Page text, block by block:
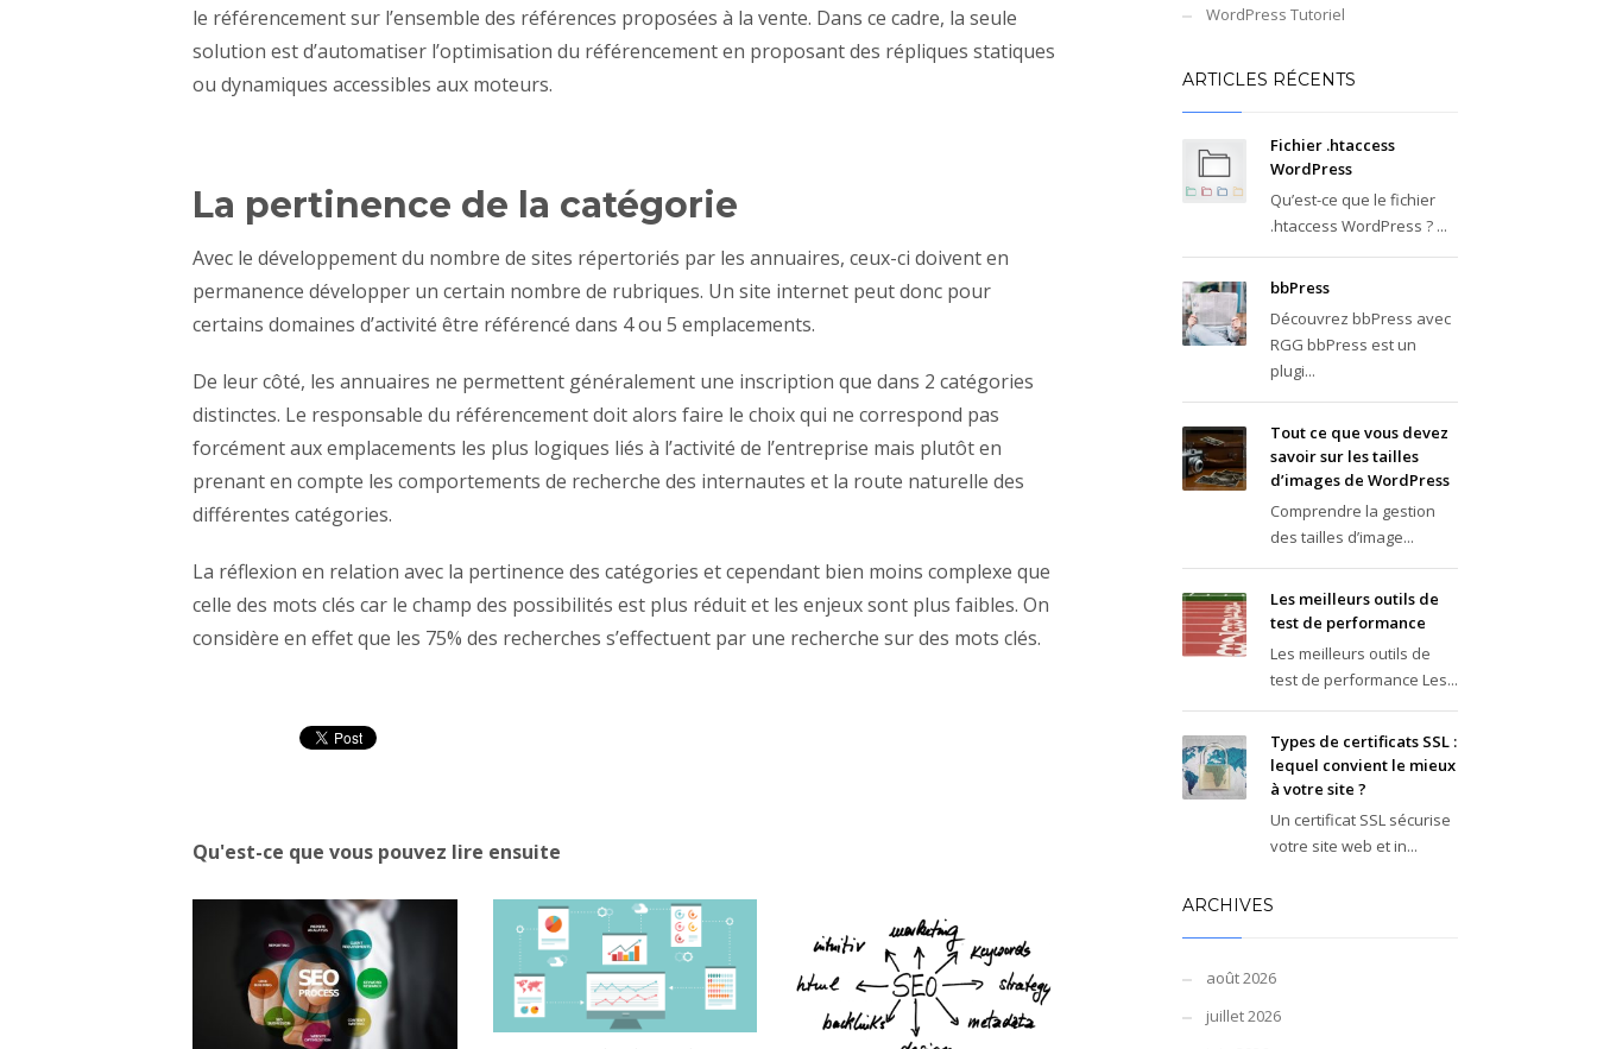
le référencement sur l’ensemble des références proposées à la vente. Dans ce cadre, la seule
solution est d’automatiser l’optimisation du référencement en proposant des répliques statiques
ou dynamiques accessibles aux moteurs.
La pertinence de la catégorie
Avec le développement du nombre de sites répertoriés par les annuaires, ceux-ci doivent en
permanence développer un certain nombre de rubriques. Un site internet peut donc pour
certains domaines d’activité être référencé dans 4 ou 5 emplacements.
De leur côté, les annuaires ne permettent généralement une inscription que dans 2 catégories
distinctes. Le responsable du référencement doit alors faire le choix qui ne correspond pas
forcément aux emplacements les plus logiques liés à l’activité de l’entreprise mais plutôt en
prenant en compte les comportements de recherche des internautes et la route naturelle des
différentes catégories.
La réflexion en relation avec la pertinence des catégories et cependant bien moins complexe que
celle des mots clés car le champ des possibilités est plus réduit et les enjeux sont plus faibles. On
considère en effet que les 75% des recherches s’effectuent par une recherche sur des mots clés.
Qu'est-ce que vous pouvez lire ensuite
WordPress Tutoriel
ARTICLES RÉCENTS
Fichier .htaccess
WordPress
Qu’est-ce que le fichier
.htaccess WordPress ? ...
bbPress
Découvrez bbPress avec
RGG bbPress est un
plugi...
Tout ce que vous devez
savoir sur les tailles
d’images de WordPress
Comprendre la gestion
des tailles d’image...
Les meilleurs outils de
test de performance
Les meilleurs outils de
test de performance Les...
Types de certificats SSL :
lequel convient le mieux
à votre site ?
Un certificat SSL sécurise
votre site web et in...
ARCHIVES
août 2026
juillet 2026